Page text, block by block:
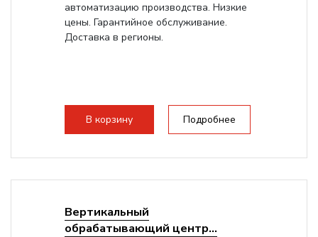
автоматизацию производства. Низкие
цены. Гарантийное обслуживание.
Доставка в регионы.
В корзину Подробнее
Вертикальный
обрабатывающий центр...